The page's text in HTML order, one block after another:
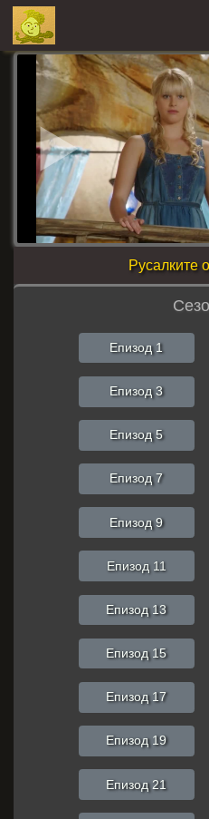
Русалките
Епизод 1
Епизод 3
Епизод 5
Епизод 7
Епизод 9
Епизод 11
Епизод 13
Епизод 15
Епизод 17
Епизод 19
Епизод 21